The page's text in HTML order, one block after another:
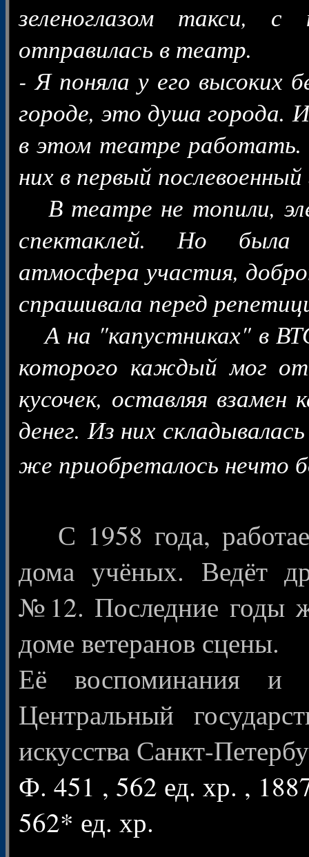
зеленоглазом такси,
отправилась в театр.
- Я поняла у его высоких
городе, это душа города.
в этом театре работать.
них в первый послевоенный
В театре не топили,
спектаклей. Но была
атмосфера участия,
спрашивала перед
А на "капустниках" в
которого каждый мог
кусочек, оставляя
денег. Из них
же приобреталось нечто
С 1958 года,
дома учёных. Ведёт
№12. Последние годы
доме ветеранов сцены.
Её воспоминания и
Центральный
искусства Санкт-
Ф. 451 , 562 ед. хр. ,
562* ед. хр.